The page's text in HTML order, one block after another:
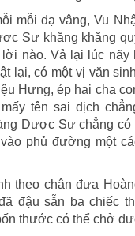
mỗi dạ vâng, Vu
Sư khăng khăng
lời nào. Vả lại lúc
lại, có một vị văn
Hưng, ép hai cha
tên sai dịch
Dược Sư chẳng
phủ đường một
theo chân đưa
đậu sẵn ba chiếc
thước có thể chở